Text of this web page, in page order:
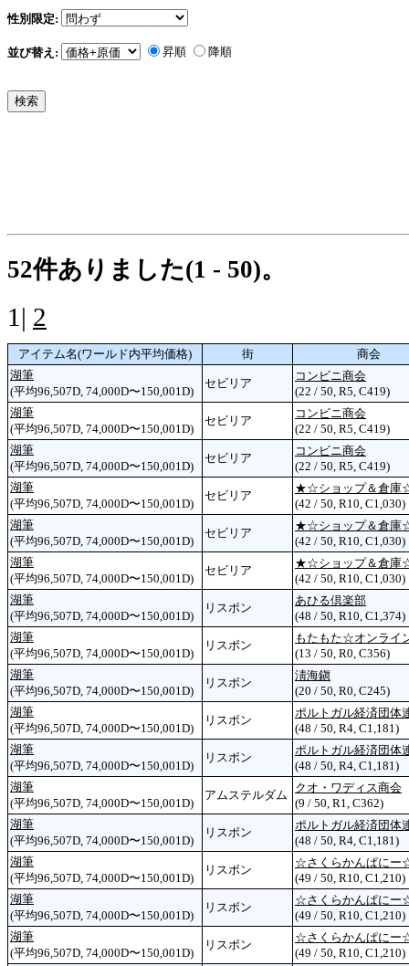
性別限定:
並び替え: 昇順 降順
52件ありました(1 - 50)。
1| 2
アイテム名(ワールド内平均価格) 街
商会
湖筆
(平均96,507D, 74,000D〜150,001D)
セビリア
コンビニ商会
(22 / 50, R5, C419)
湖筆
(平均96,507D, 74,000D〜150,001D)
セビリア
コンビニ商会
(22 / 50, R5, C419)
湖筆
(平均96,507D, 74,000D〜150,001D)
セビリア
コンビニ商会
(22 / 50, R5, C419)
湖筆
(平均96,507D, 74,000D〜150,001D)
セビリア
★☆ショップ＆倉
(42 / 50, R10, C1,030)
湖筆
(平均96,507D, 74,000D〜150,001D)
セビリア
★☆ショップ＆倉
(42 / 50, R10, C1,030)
湖筆
(平均96,507D, 74,000D〜150,001D)
セビリア
★☆ショップ＆倉
(42 / 50, R10, C1,030)
湖筆
(平均96,507D, 74,000D〜150,001D)
リスボン
あひる倶楽部
(48 / 50, R10, C1,374)
湖筆
(平均96,507D, 74,000D〜150,001D)
リスボン
もたもた☆オンライ
(13 / 50, R0, C356)
湖筆
(平均96,507D, 74,000D〜150,001D)
リスボン
淸海鎭
(20 / 50, R0, C245)
湖筆
(平均96,507D, 74,000D〜150,001D)
リスボン
ポルトガル経済団体
(48 / 50, R4, C1,181)
湖筆
(平均96,507D, 74,000D〜150,001D)
リスボン
ポルトガル経済団体
(48 / 50, R4, C1,181)
湖筆
(平均96,507D, 74,000D〜150,001D)
アムステルダム
クオ・ワディス商会
(9 / 50, R1, C362)
湖筆
(平均96,507D, 74,000D〜150,001D)
リスボン
ポルトガル経済団体
(48 / 50, R4, C1,181)
湖筆
(平均96,507D, 74,000D〜150,001D)
リスボン
☆さくらかんぱにー
(49 / 50, R10, C1,210)
湖筆
(平均96,507D, 74,000D〜150,001D)
リスボン
☆さくらかんぱにー
(49 / 50, R10, C1,210)
湖筆
(平均96,507D, 74,000D〜150,001D)
リスボン
☆さくらかんぱにー
(49 / 50, R10, C1,210)